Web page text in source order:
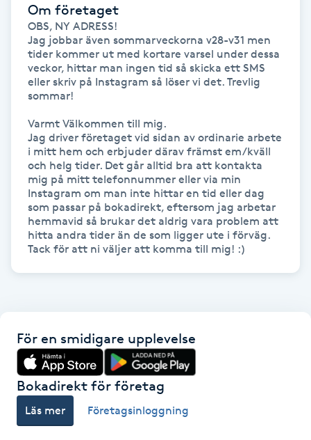
Gel naglar
Gelenaglar
Gellack
Gellack med förstärkning
Gravidmassage
Gravidyoga
H
Hatha Yoga
Headspa
Om företaget
OBS, NY ADRESS!
Jag jobbar även sommarveckorna v28-v31 men
tider kommer ut med kortare varsel under dessa
veckor, hittar man ingen tid så skicka ett SMS
eller skriv på Instagram så löser vi det. Trevlig
sommar!
Varmt Välkommen till mig.
Jag driver företaget vid sidan av ordinarie arbete
i mitt hem och erbjuder därav främst em/kväll
och helg tider. Det går alltid bra att kontakta
mig på mitt telefonnummer eller via min
Instagram om man inte hittar en tid eller dag
som passar på bokadirekt, eftersom jag arbetar
hemmavid så brukar det aldrig vara problem att
hitta andra tider än de som ligger ute i förväg.
Tack för att ni väljer att komma till mig! :)
För en smidigare upplevelse
Bokadirekt för företag
Läs mer Företagsinloggning